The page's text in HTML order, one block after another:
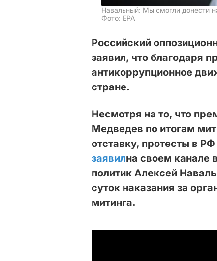
Навальный: Мы смогли донести
Фото: ЕРА
Российский
заявил, что благодаря
антикоррупционное
стране.
Несмотря на то, что
Медведев по итогам
отставку, протесты в
заявилна своем канале
политик Алексей
суток наказания за
митинга.